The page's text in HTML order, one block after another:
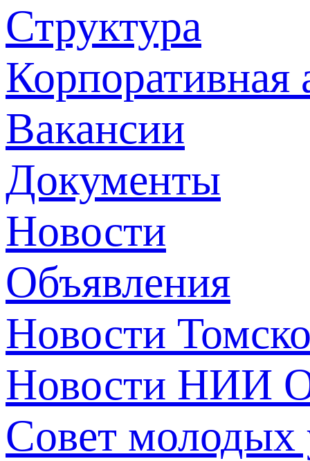
Структура
Корпоративная
Вакансии
Документы
Новости
Объявления
Новости
Новости НИИ
Совет молодых